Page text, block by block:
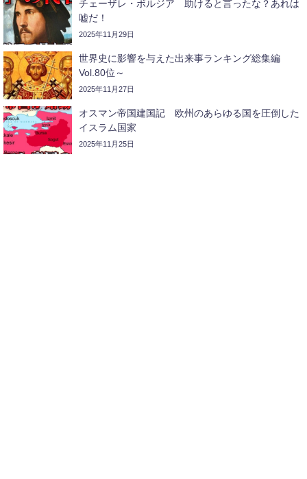
チェーザレ・ボルジア 助けると言ったな？あれは
嘘だ！
2025年11月29日
世界史に影響を与えた出来事ランキング総集編
Vol.80位～
2025年11月27日
オスマン帝国建国記 欧州のあらゆる国を圧倒した
イスラム国家
2025年11月25日